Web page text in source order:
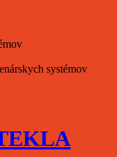
systémov